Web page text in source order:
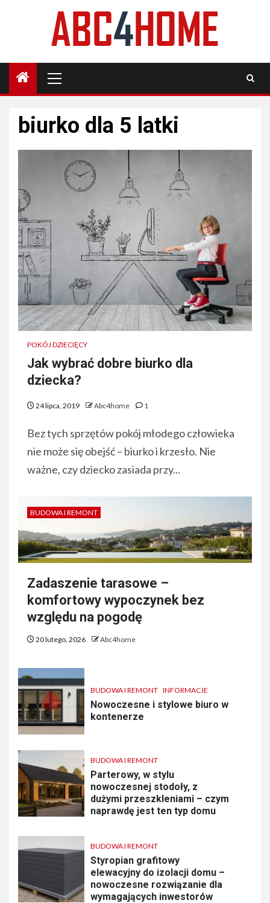
Menu
biurko dla 5 latki
POKÓJ DZIECIĘCY
Jak wybrać dobre biurko dla
dziecka?
24 lipca, 2019 Abc4home 1
Bez tych sprzętów pokój młodego człowieka
nie może się obejść – biurko i krzesło. Nie
ważne, czy dziecko zasiada przy...
BUDOWA I REMONT
Zadaszenie tarasowe –
komfortowy wypoczynek bez
względu na pogodę
20 lutego, 2026 Abc4home
BUDOWA I REMONT INFORMACJE
Nowoczesne i stylowe biuro w
kontenerze
BUDOWA I REMONT
Parterowy, w stylu
nowoczesnej stodoły, z
dużymi przeszkleniami – czym
naprawdę jest ten typ domu
BUDOWA I REMONT
Styropian grafitowy
elewacyjny do izolacji domu –
nowoczesne rozwiązanie dla
wymagających inwestorów